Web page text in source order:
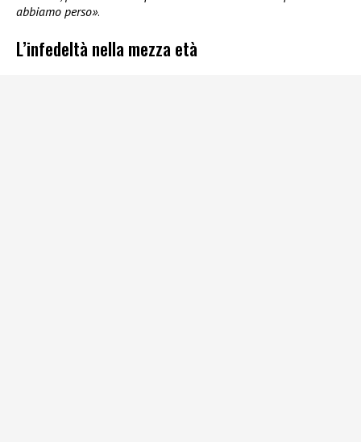
abbiamo perso».
L’infedeltà nella mezza età